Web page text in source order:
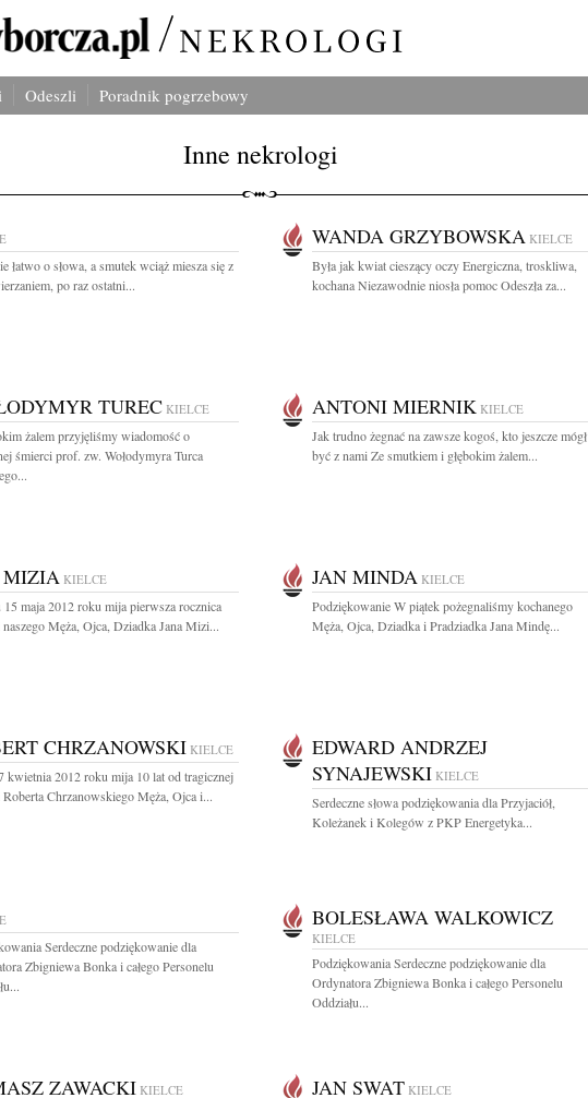
Odeszli Poradnik pogrzebowy
Inne nekrologi
łatwo o słowa, a smutek wciąż miesza się z
po raz ostatni...
WANDA GRZYBOWSKA KIELCE
Była jak kwiat cieszący oczy Energiczna, troskliwa,
kochana Niezawodnie niosła pomoc Odeszła za...
TUREC KIELCE
żalem przyjęliśmy wiadomość o
śmierci prof. zw. Wołodymyra Turca
ANTONI MIERNIK KIELCE
Jak trudno żegnać na zawsze kogoś, kto jeszcze mógł
być z nami Ze smutkiem i głębokim żalem...
MIZIA KIELCE
maja 2012 roku mija pierwsza rocznica
Męża, Ojca, Dziadka Jana Mizi...
JAN MINDA KIELCE
Podziękowanie W piątek pożegnaliśmy kochanego
Męża, Ojca, Dziadka i Pradziadka Jana Mindę...
CHRZANOWSKI KIELCE
kwietnia 2012 roku mija 10 lat od tragicznej
Chrzanowskiego Męża, Ojca i...
EDWARD ANDRZEJ
SYNAJEWSKI KIELCE
Serdeczne słowa podziękowania dla Przyjaciół,
Koleżanek i Kolegów z PKP Energetyka...
Serdeczne podziękowanie dla
Zbigniewa Bonka i całego Personelu
BOLESŁAWA WALKOWICZ
KIELCE
Podziękowania Serdeczne podziękowanie dla
Ordynatora Zbigniewa Bonka i całego Personelu
Oddziału...
ZAWACKI KIELCE JAN SWAT KIELCE